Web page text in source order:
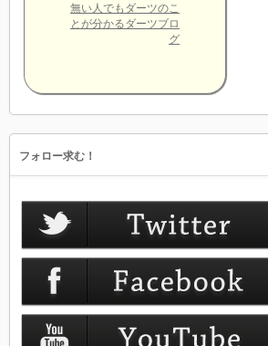
無い人でもダーツのこ
とが分かるダーツブロ
グ
フォロー求む！